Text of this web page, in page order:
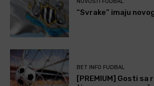
“Svrake” imaju
BET INFO FUDBAL
[PREMIUM] Gosti sa